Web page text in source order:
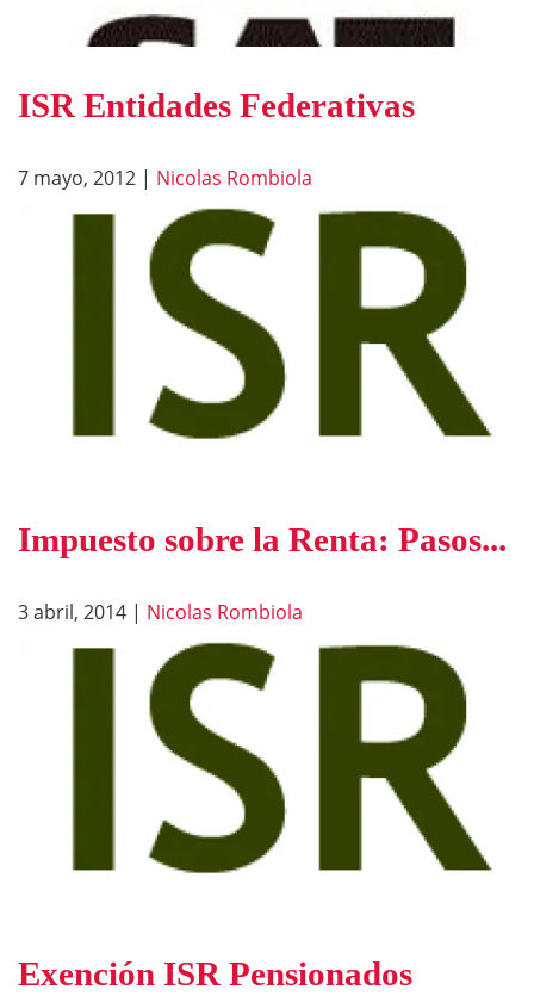
ISR Entidades Federativas
7 mayo, 2012 | Nicolas Rombiola
Impuesto sobre la Renta: Pasos...
3 abril, 2014 | Nicolas Rombiola
Exención ISR Pensionados